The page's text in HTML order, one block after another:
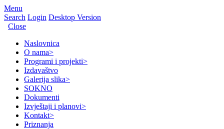
Menu
Search Login Desktop Version
Close
Naslovnica
O nama>
Programi i projekti>
Izdavaštvo
Galerija slika>
SOKNO
Dokumenti
Izvještaji i planovi>
Kontakt>
Priznanja